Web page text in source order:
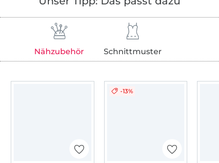
Nähzubehör Schnittmuster
-13%